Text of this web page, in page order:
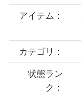
アイテム：
カテゴリ：
状態ラン
ク：